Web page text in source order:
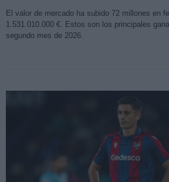
El valor de mercado ha subido 72 millones en
1.531.010.000 €. Estos son los principales
segundo mes de 2026.